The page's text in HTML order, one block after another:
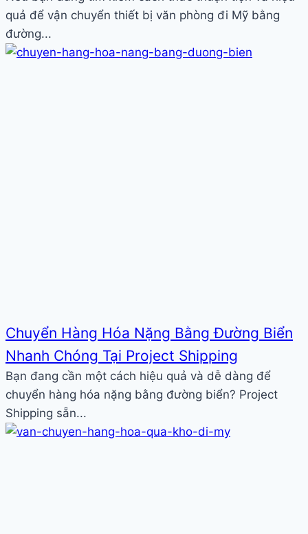
quả để vận chuyển thiết bị văn phòng đi Mỹ bằng
đường...
Chuyển Hàng Hóa Nặng Bằng Đường Biển
Nhanh Chóng Tại Project Shipping
Bạn đang cần một cách hiệu quả và dễ dàng để
chuyển hàng hóa nặng bằng đường biển? Project
Shipping sẵn...